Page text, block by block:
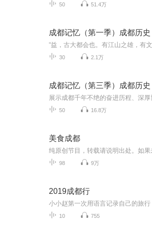
50 51.4万
成都记忆（第一季）成都历史
30 2.1万
成都记忆（第三季）成都历史
50 16.8万
美食成都
98 9万
2019成都行
10 755